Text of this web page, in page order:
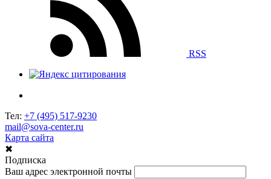
RSS
Тел: +7 (495) 517-9230
mail@sova-center.ru
Карта сайта
✖
Подписка
Ваш адрес электронной почты